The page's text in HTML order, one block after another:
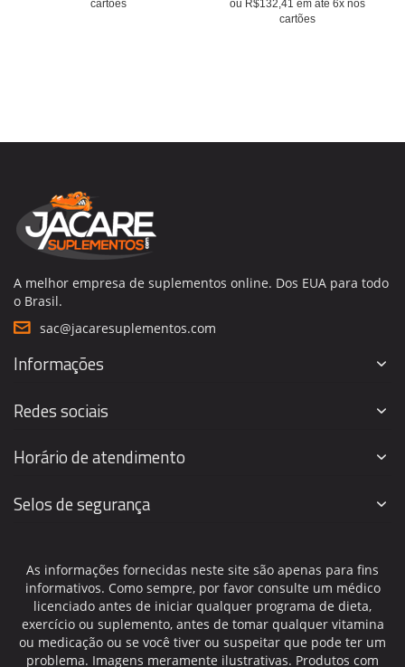
cartões
ou R$132,41 em até 6x nos
cartões
A melhor empresa de suplementos online. Dos EUA para todo
o Brasil.
sac@jacaresuplementos.com
Informações
Redes sociais
Horário de atendimento
Selos de segurança
As informações fornecidas neste site são apenas para fins
informativos. Como sempre, por favor consulte um médico
licenciado antes de iniciar qualquer programa de dieta,
exercício ou suplemento, antes de tomar qualquer vitamina
ou medicação ou se você tiver ou suspeitar que pode ter um
problema. Imagens meramente ilustrativas. Produtos com